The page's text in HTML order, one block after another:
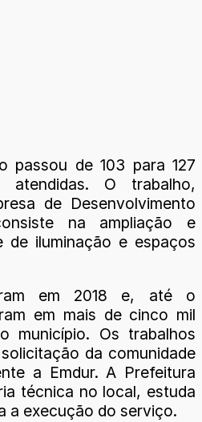
passou de 103 para 127
atendidas. O trabalho,
de Desenvolvimento
na ampliação e
de iluminação e espaços
em 2018 e, até o
em mais de cinco mil
município. Os trabalhos
da comunidade
a Emdur. A Prefeitura
técnica no local, estuda
a execução do serviço.